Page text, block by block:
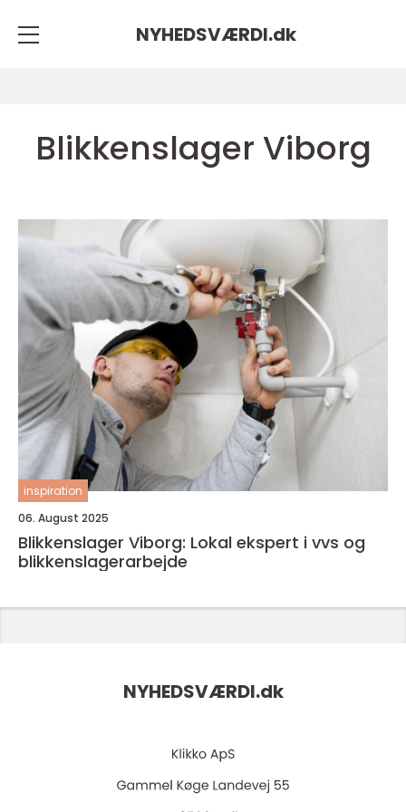
NYHEDSVÆRDI.dk
Blikkenslager Viborg
inspiration
06. August 2025
Blikkenslager Viborg: Lokal ekspert i vvs og
blikkenslagerarbejde
NYHEDSVÆRDI.dk